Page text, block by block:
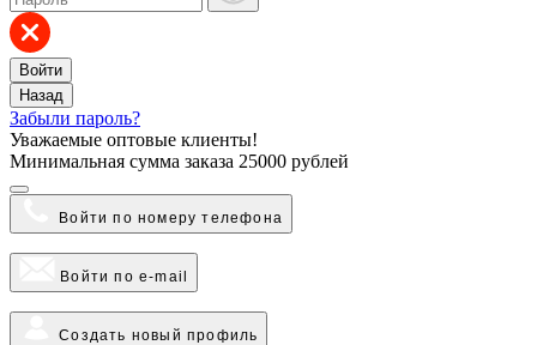
Войти
Назад
Забыли пароль?
Уважаемые оптовые клиенты!
Минимальная сумма заказа 25000 рублей
Войти по номеру телефона
Войти по e-mail
Создать новый профиль